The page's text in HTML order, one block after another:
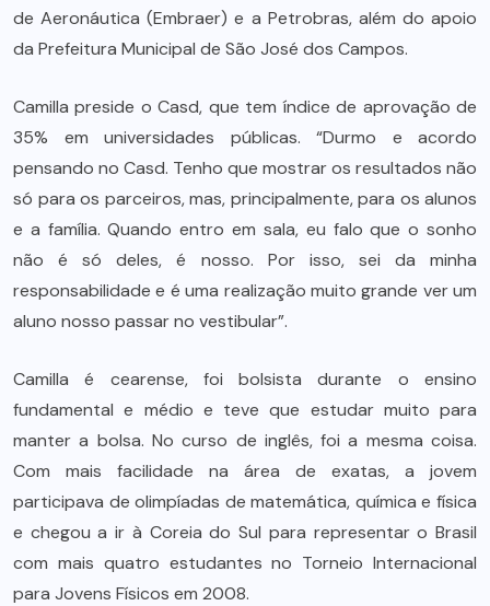
de Aeronáutica (Embraer) e a Petrobras, além do apoio
da Prefeitura Municipal de São José dos Campos.
Camilla preside o Casd, que tem índice de aprovação de
35% em universidades públicas. “Durmo e acordo
pensando no Casd. Tenho que mostrar os resultados não
só para os parceiros, mas, principalmente, para os alunos
e a família. Quando entro em sala, eu falo que o sonho
não é só deles, é nosso. Por isso, sei da minha
responsabilidade e é uma realização muito grande ver um
aluno nosso passar no vestibular”.
Camilla é cearense, foi bolsista durante o ensino
fundamental e médio e teve que estudar muito para
manter a bolsa. No curso de inglês, foi a mesma coisa.
Com mais facilidade na área de exatas, a jovem
participava de olimpíadas de matemática, química e física
e chegou a ir à Coreia do Sul para representar o Brasil
com mais quatro estudantes no Torneio Internacional
para Jovens Físicos em 2008.